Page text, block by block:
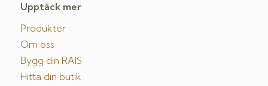
Upptäck mer
Produkter
Om oss
Bygg din RAIS
Hitta din butik